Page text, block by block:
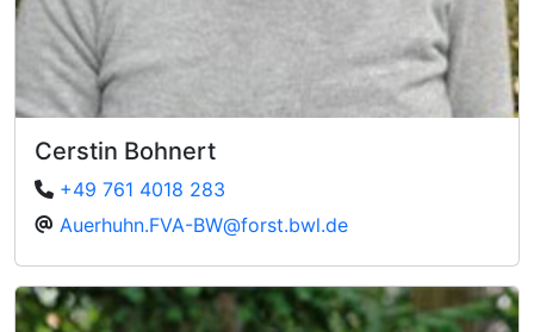
Cerstin Bohnert
+49 761 4018 283
Auerhuhn.FVA-BW@forst.bwl.de